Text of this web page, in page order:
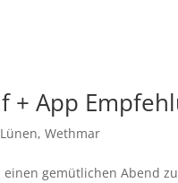
+ App
Lünen,Wethmar
gemütlichen Abend